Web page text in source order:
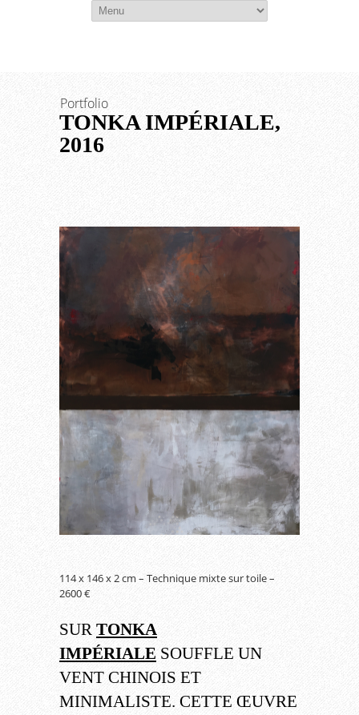
Portfolio
TONKA IMPÉRIALE,
2016
114 x 146 x 2 cm – Technique mixte sur toile –
2600 €
SUR TONKA
IMPÉRIALE SOUFFLE UN
VENT CHINOIS ET
MINIMALISTE. CETTE ŒUVRE